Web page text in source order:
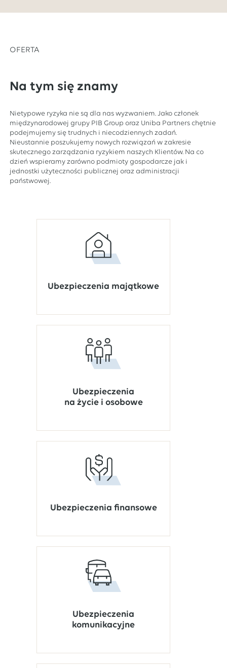
OFERTA
Na tym się znamy
Nietypowe ryzyka nie są dla nas wyzwaniem. Jako członek
międzynarodowej grupy PIB Group oraz Uniba Partners chętnie
podejmujemy się trudnych i niecodziennych zadań.
Nieustannie poszukujemy nowych rozwiązań w zakresie
skutecznego zarządzania ryzykiem naszych Klientów. Na co
dzień wspieramy zarówno podmioty gospodarcze jak i
jednostki użyteczności publicznej oraz administracji
państwowej.
Ubezpieczenia majątkowe
Ubezpieczenia
na życie i osobowe
Ubezpieczenia finansowe
Ubezpieczenia
komunikacyjne